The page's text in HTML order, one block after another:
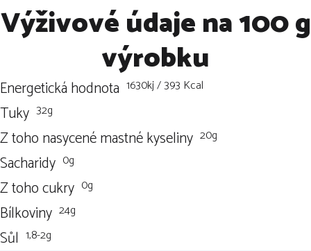
Výživové údaje na 100 g
výrobku
Energetická hodnota 1630kj / 393 Kcal
Tuky 32g
Z toho nasycené mastné kyseliny 20g
Sacharidy 0g
Z toho cukry 0g
Bílkoviny 24g
Sůl 1,8-2g